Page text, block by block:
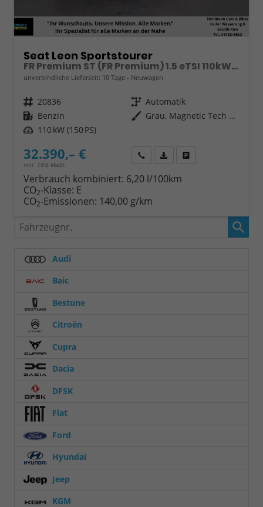
Seat Leon Sportstourer
FR Premium ST (FR Premium) 1.5 eTSI 110kW (150 PS) 7-Gang DSG
unverbindliche Lieferzeit: 10 Tage Neuwagen
Fahrzeugnr. 20836 Getriebe Automatik
Kraftstoff Benzin Außenfarbe
Grau, Magnetic Tech Grau (S7S7)
Leistung 110 kW (150 PS)
32.390,– €
incl. 19% MwSt.
Wir rufen Sie anFahrzeugexposé (PDF)
Verbrauch kombiniert: 6,20 l/100km
CO2-Klasse: E
CO2-Emissionen: 140,00 g/km
Fahrzeugnr.
Audi
Baic
Bestune
Citroën
Cupra
Dacia
DFSK
Fiat
Ford
Hyundai
Jeep
KGM